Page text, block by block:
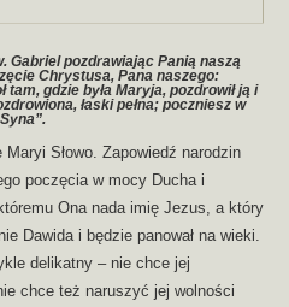
Gabriel pozdrawiając Panią naszą
Chrystusa, Pana naszego:
tam, gdzie była Maryja, pozdrowił ją i
łaski pełna; poczniesz w
Maryi Słowo. Zapowiedź narodzin
poczęcia w mocy Ducha i
Ona nada imię Jezus, a który
Dawida i będzie panował na wieki.
delikatny – nie chce jej
chce też naruszyć jej wolności